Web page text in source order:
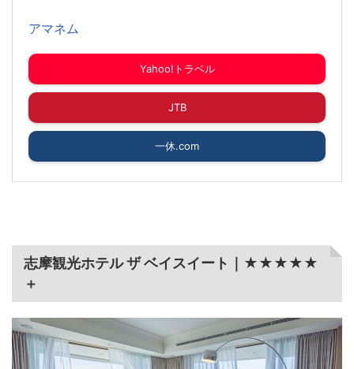
アマネム
Yahoo!トラベル
JTB
一休.com
志摩観光ホテル ザ ベイスイート｜★★★★★
＋